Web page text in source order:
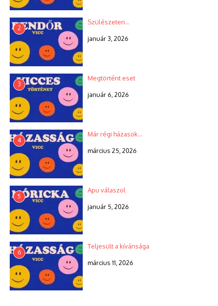
2
Szülészeten…
január 3, 2026
3
Megtörtént eset
január 6, 2026
4
Már régi házasok…
március 25, 2026
5
Apu válaszol
január 5, 2026
6
Teljesült a kívánsága
március 11, 2026